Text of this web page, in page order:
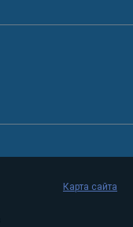
Карта сайта